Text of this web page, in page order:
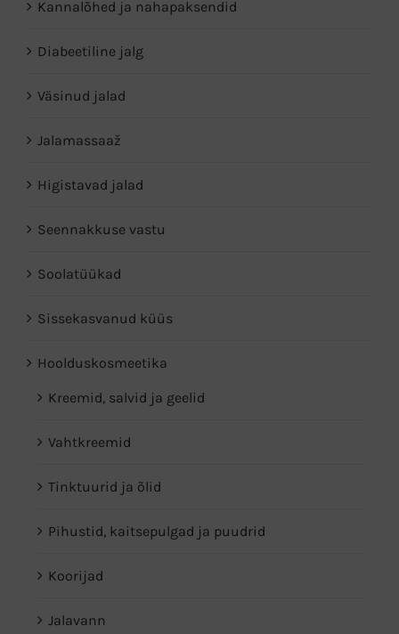
Kannalõhed ja nahapaksendid
Diabeetiline jalg
Väsinud jalad
Jalamassaaž
Higistavad jalad
Seennakkuse vastu
Soolatüükad
Sissekasvanud küüs
Hoolduskosmeetika
Kreemid, salvid ja geelid
Vahtkreemid
Tinktuurid ja õlid
Pihustid, kaitsepulgad ja puudrid
Koorijad
Jalavann